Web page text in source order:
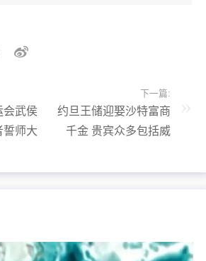
会武侯
誓师大
下一篇:
约旦王储迎娶沙特富商
千金 贵宾众多包括威